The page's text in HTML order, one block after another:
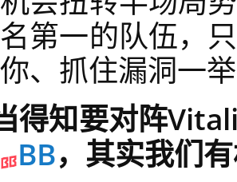
第一的队伍，
、抓住漏洞一
得知要对阵
BB，其实我们